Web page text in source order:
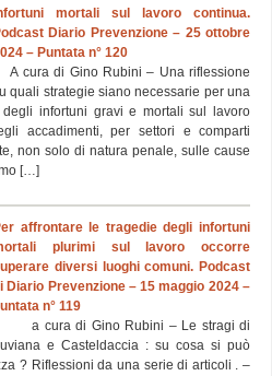
mortali sul lavoro continua.
Diario Prevenzione – 25 ottobre
– Puntata n° 120
A cura di Gino Rubini – Una riflessione
quali strategie siano necessarie per una
infortuni gravi e mortali sul lavoro
accadimenti, per settori e comparti
non solo di natura penale, sulle cause
[…]
affrontare le tragedie degli infortuni
plurimi sul lavoro occorre
diversi luoghi comuni. Podcast
Diario Prevenzione – 15 maggio 2024 –
n° 119
a cura di Gino Rubini – Le stragi di
e Casteldaccia : su cosa si può
? Riflessioni da una serie di articoli . –